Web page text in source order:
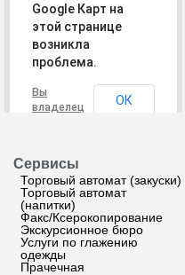
Google Карт на
этой странице
возникла
проблема.
Вы
владелец
ОК
Сервисы
Торговый автомат (закуски)
Торговый автомат
(напитки)
Факс/Ксерокопирование
Экскурсионное бюро
Услуги по глажению
одежды
Прачечная